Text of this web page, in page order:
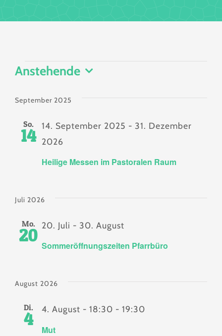
Veranstaltungen
Anstehende
wählen.
September 2025
So.
14
Heilige Messen im Pastoralen Raum
14. September 2025 - 31. Dezember
2026
Juli 2026
Mo.
20
Sommeröffnungszeiten Pfarrbüro
20. Juli - 30. August
August 2026
Di.
4
Mut
4. August - 18:30 - 19:30